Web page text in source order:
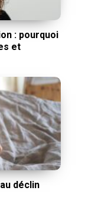
: pourquoi
et
déclin